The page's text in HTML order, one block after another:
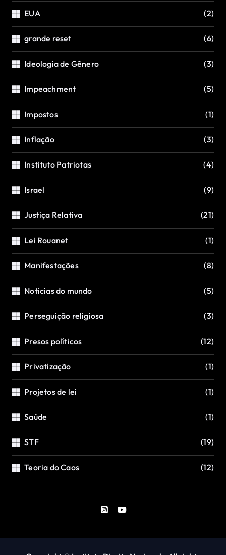
EUA (2)
grande reset (6)
Ideologia de Gênero (3)
Impeachment (5)
Impostos (1)
Inflação (3)
Instituto Patriotas (4)
Israel (9)
Justiça Relativa (21)
Lei Rouanet (1)
Manifestações (8)
Noticias do mundo (5)
Perseguição religiosa (3)
Presos políticos (12)
Privatização (1)
Projetos de lei (1)
Saúde (1)
STF (19)
Teoria do Caos (12)